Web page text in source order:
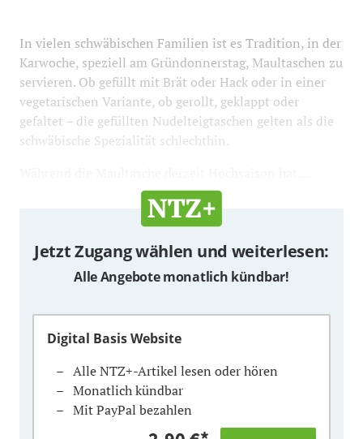
In vielen schwäbischen Familien ist es Tradition, in der
Karwoche, speziell am Gründonnerstag, Maultaschen zu
servieren. Ob gefüllt mit Brät oder Hack oder in einer
vegetarischen Variante, ob gerollt, geklappt oder
gefaltet – die gefüllten Nudelteigtaschen gelten als die
schwäbische Spezialität schlechthin.
Jetzt Zugang wählen und weiterlesen:
Alle Angebote monatlich kündbar!
Digital Basis Website
Alle NTZ+-Artikel lesen oder hören
Monatlich kündbar
Mit PayPal bezahlen